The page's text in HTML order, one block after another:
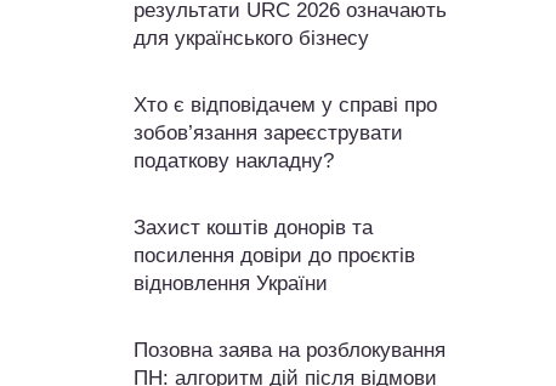
результати URC 2026 означають
для українського бізнесу
Хто є відповідачем у справі про
зобов’язання зареєструвати
податкову накладну?
Захист коштів донорів та
посилення довіри до проєктів
відновлення України
Позовна заява на розблокування
ПН: алгоритм дій після відмови